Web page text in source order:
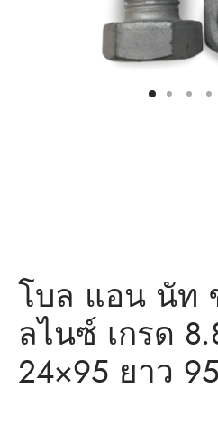
โบล แอน นัท
ลไนซ์ เกรด
24×95 ยาว